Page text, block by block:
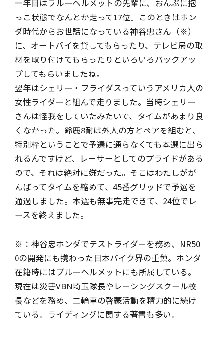
一年目はブルーヘルメットの先輩に、おんぶに抱
っこ状態でなんとか走って17位。このときはホン
ダ時代からお世話になっている神谷忠さん（※）
に、オートバイを貸してもらったり、テレビ局の取
材を取り付けてもらったりといろいろバックアッ
プしてもらいましたね。
翌年はシェリー・フライダスっていうアメリカ人の
女性ライダーと組んで走りました。当時シェリー
さんは怪我をしていたみたいで、タイムがあまり良
くなかった。鈴鹿8耐は外人の方とペアを組むと、
特別枠ということで予選に通らなくても本選に出ら
れるんですけど、レーサーとしてのプライドがある
ので、それは絶対に嫌だった。そこはわたしがが
んばってタイムを縮めて、45番グリッドで予選を
通過しました。本選も無事完走できて、24位でレ
ースを終えました。
※：神谷忠ホンダでテストライダーを務め、NR50
0の開発にも携わった日本バイク界の重鎮。ホンダ
在籍時にはブルーヘルメットにも所属している。
現在は災害VBN埼玉隊長やレーシングスクール校
長などを務め、二輪車の啓蒙活動を精力的に続け
ている。ライディングに関する著書も多い。